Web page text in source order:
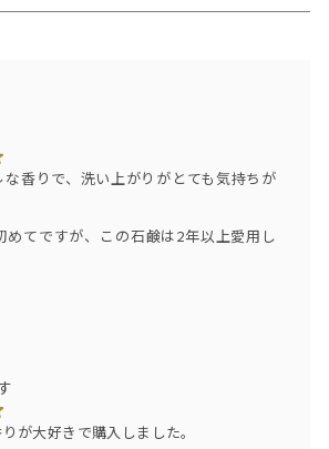
パイヤ果汁、オキナワモズクエキス、ユ
な香りで、洗い上がりがとても気持ちが
めてですが、この石鹸は2年以上愛用し
が大好きで購入しました。